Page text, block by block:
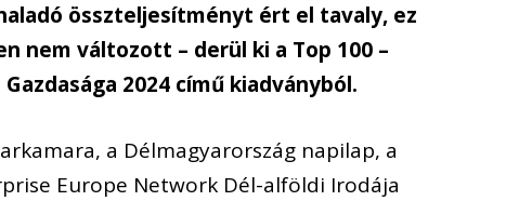
összteljesítményt ért el tavaly, ez
nem változott – derül ki a Top 100 –
2024 című kiadványból.
a Délmagyarország napilap, a
Europe Network Dél-alföldi Irodája